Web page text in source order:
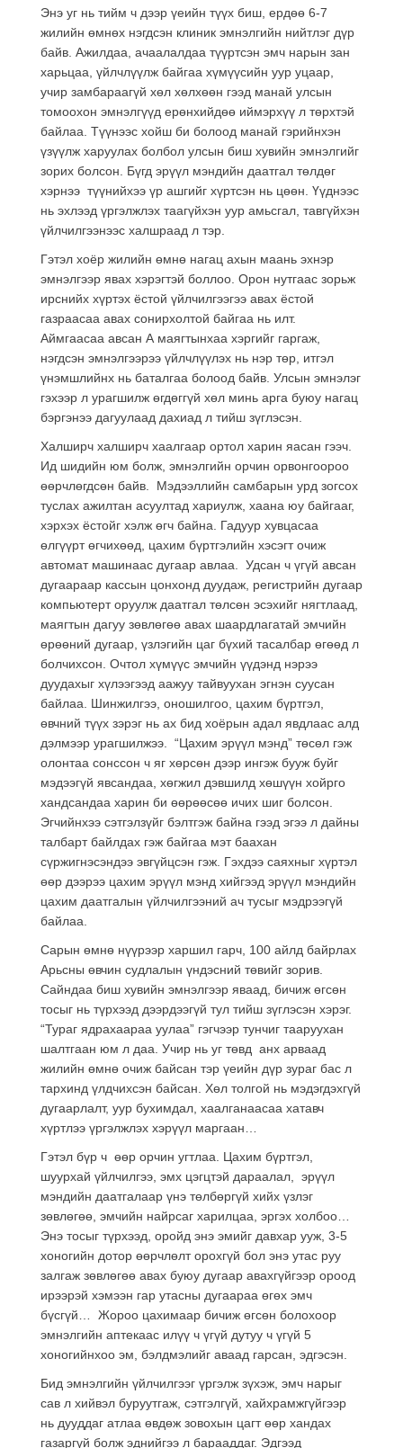
Энэ уг нь тийм ч дээр үеийн түүх биш, ердөө 6-7
жилийн өмнөх нэгдсэн клиник эмнэлгийн нийтлэг дүр
байв. Ажилдаа, ачаалалдаа түүртсэн эмч нарын зан
харьцаа, үйлчлүүлж байгаа хүмүүсийн уур уцаар,
учир замбараагүй хөл хөлхөөн гээд манай улсын
томоохон эмнэлгүүд ерөнхийдөө иймэрхүү л төрхтэй
байлаа. Түүнээс хойш би болоод манай гэрийнхэн
үзүүлж харуулах болбол улсын биш хувийн эмнэлгийг
зорих болсон. Бүгд эрүүл мэндийн даатгал төлдөг
хэрнээ түүнийхээ үр ашгийг хүртсэн нь цөөн. Үүднээс
нь эхлээд үргэлжлэх таагүйхэн уур амьсгал, тавгүйхэн
үйлчилгээнээс халшраад л тэр.
Гэтэл хоёр жилийн өмнө нагац ахын маань эхнэр
эмнэлгээр явах хэрэгтэй боллоо. Орон нутгаас зорьж
ирснийх хүртэх ёстой үйлчилгээгээ авах ёстой
газраасаа авах сонирхолтой байгаа нь илт.
Аймгаасаа авсан А маягтынхаа хэргийг гаргаж,
нэгдсэн эмнэлгээрээ үйлчлүүлэх нь нэр төр, итгэл
үнэмшлийнх нь баталгаа болоод байв. Улсын эмнэлэг
гэхээр л урагшилж өгдөггүй хөл минь арга буюу нагац
бэргэнээ дагуулаад дахиад л тийш зүглэсэн.
Халширч халширч хаалгаар ортол харин яасан гээч.
Ид шидийн юм болж, эмнэлгийн орчин орвонгоороо
өөрчлөгдсөн байв. Мэдээллийн самбарын урд зогсох
туслах ажилтан асуултад хариулж, хаана юу байгааг,
хэрхэх ёстойг хэлж өгч байна. Гадуур хувцасаа
өлгүүрт өгчихөөд, цахим бүртгэлийн хэсэгт очиж
автомат машинаас дугаар авлаа. Удсан ч үгүй авсан
дугаараар кассын цонхонд дуудаж, регистрийн дугаар
компьютерт оруулж даатгал төлсөн эсэхийг нягтлаад,
маягтын дагуу зөвлөгөө авах шаардлагатай эмчийн
өрөөний дугаар, үзлэгийн цаг бүхий тасалбар өгөөд л
болчихсон. Очтол хүмүүс эмчийн үүдэнд нэрээ
дуудахыг хүлээгээд аажуу тайвуухан эгнэн суусан
байлаа. Шинжилгээ, оношилгоо, цахим бүртгэл,
өвчний түүх зэрэг нь ах бид хоёрын адал явдлаас алд
дэлмээр урагшилжээ. “Цахим эрүүл мэнд” төсөл гэж
олонтаа сонссон ч яг хөрсөн дээр ингэж бууж буйг
мэдээгүй явсандаа, хөгжил дэвшилд хөшүүн хойрго
хандсандаа харин би өөрөөсөө ичих шиг болсон.
Эгчийнхээ сэтгэлзүйг бэлтгэж байна гээд эгээ л дайны
талбарт байлдах гэж байгаа мэт баахан
сүржигнэсэндээ эвгүйцсэн гэж. Гэхдээ саяхныг хүртэл
өөр дээрээ цахим эрүүл мэнд хийгээд эрүүл мэндийн
цахим даатгалын үйлчилгээний ач тусыг мэдрээгүй
байлаа.
Сарын өмнө нүүрээр харшил гарч, 100 айлд байрлах
Арьсны өвчин судлалын үндэсний төвийг зорив.
Сайндаа биш хувийн эмнэлгээр яваад, бичиж өгсөн
тосыг нь түрхээд дээрдээгүй тул тийш зүглэсэн хэрэг.
“Тураг ядрахаараа уулаа” гэгчээр тунчиг тааруухан
шалтгаан юм л даа. Учир нь уг төвд анх арваад
жилийн өмнө очиж байсан тэр үеийн дүр зураг бас л
тархинд үлдчихсэн байсан. Хөл толгой нь мэдэгдэхгүй
дугаарлалт, уур бухимдал, хаалганаасаа хатавч
хүртлээ үргэлжлэх хэрүүл маргаан…
Гэтэл бүр ч өөр орчин угтлаа. Цахим бүртгэл,
шуурхай үйлчилгээ, эмх цэгцтэй дараалал, эрүүл
мэндийн даатгалаар үнэ төлбөргүй хийх үзлэг
зөвлөгөө, эмчийн найрсаг харилцаа, эргэх холбоо…
Энэ тосыг түрхээд, оройд энэ эмийг давхар ууж, 3-5
хоногийн дотор өөрчлөлт орохгүй бол энэ утас руу
залгаж зөвлөгөө авах буюу дугаар авахгүйгээр ороод
ирээрэй хэмээн гар утасны дугаараа өгөх эмч
бүсгүй… Жороо цахимаар бичиж өгсөн болохоор
эмнэлгийн аптекаас илүү ч үгүй дутуу ч үгүй 5
хоногийнхоо эм, бэлдмэлийг аваад гарсан, эдгэсэн.
Бид эмнэлгийн үйлчилгээг үргэлж зүхэж, эмч нарыг
сав л хийвэл буруутгаж, сэтгэлгүй, хайхрамжгүйгээр
нь дууддаг атлаа өвдөж зовохын цагт өөр хандах
газаргүй болж эднийгээ л барааддаг. Эдгээд